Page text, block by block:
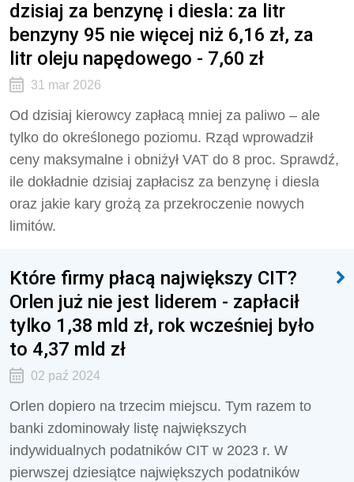
dzisiaj za benzynę i diesla: za litr
benzyny 95 nie więcej niż 6,16 zł, za
litr oleju napędowego - 7,60 zł
31 mar 2026
Od dzisiaj kierowcy zapłacą mniej za paliwo – ale
tylko do określonego poziomu. Rząd wprowadził
ceny maksymalne i obniżył VAT do 8 proc. Sprawdź,
ile dokładnie dzisiaj zapłacisz za benzynę i diesla
oraz jakie kary grożą za przekroczenie nowych
limitów.
Które firmy płacą największy CIT?
Orlen już nie jest liderem - zapłacił
tylko 1,38 mld zł, rok wcześniej było
to 4,37 mld zł
02 paź 2024
Orlen dopiero na trzecim miejscu. Tym razem to
banki zdominowały listę największych
indywidualnych podatników CIT w 2023 r. W
pierwszej dziesiątce największych podatników